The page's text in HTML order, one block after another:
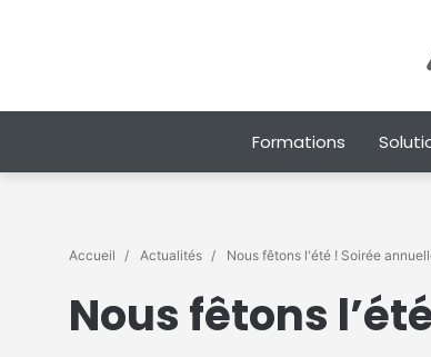
Formations
Accueil Actualités Nous fêtons l'été ! Soirée
Nous fêtons